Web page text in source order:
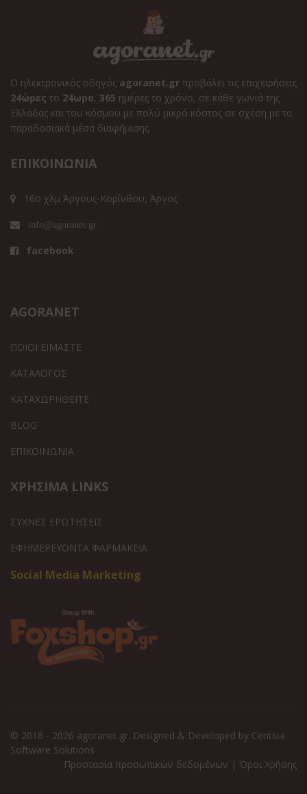
Ο ηλεκτρονικός οδηγός agoranet.gr προβάλει τις επιχειρήσεις
24ώρες το 24ωρο, 365 ημέρες το χρόνο, σε κάθε γωνιά της
Ελλάδας και του κόσμου με πολύ μικρό κόστος σε σχέση με τα
παραδοσιακά μέσα διαφήμισης.
ΕΠΙΚΟΙΝΩΝΙΑ
16ο χλμ Άργους-Κορίνθου, Άργος
info@agoranet.gr
facebook
AGORANET
ΠΟΙΟΙ ΕΙΜΑΣΤΕ
ΚΑΤΑΛΟΓΟΣ
ΚΑΤΑΧΩΡΗΘΕΙΤΕ
BLOG
ΕΠΙΚΟΙΝΩΝΙΑ
ΧΡΗΣΙΜΑ LINKS
ΣΥΧΝΕΣ ΕΡΩΤΗΣΕΙΣ
ΕΦΗΜΕΡΕΥΟΝΤΑ ΦΑΡΜΑΚΕΙΑ
Social Media Marketing
© 2018 - 2026 agoranet.gr. Designed & Developed by Centiva
Software Solutions
Προστασία προσωπικών δεδομένων | Όροι Χρήσης